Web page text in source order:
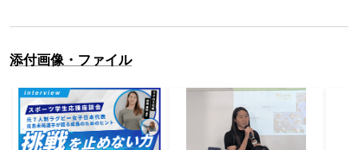
添付画像・ファイル